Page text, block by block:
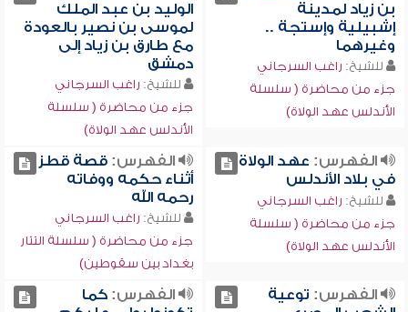
بن زياد لمدينة
إشبيلية وإستجة ..
وغيرهما
للشيخ: راغب السرجاني
جزء من محاضرة ( سلسلة
الأندلس عهد الولاة)
الوليد بن عبد الملك
لموسى بن نصير بالعودة
مع طارق بن زياد إلى
دمشق
للشيخ: راغب السرجاني
جزء من محاضرة ( سلسلة
الأندلس عهد الولاة)
الفهرس: عهد الولاة
في بلاد الأندلس
للشيخ: راغب السرجاني
جزء من محاضرة ( سلسلة
الأندلس عهد الولاة)
الفهرس:قصة قطز
أثناء حكمه ووفاته
رحمه الله
للشيخ: راغب السرجاني
جزء من محاضرة ( سلسلة التتار
بغداد بين سقوطين)
الفهرس: توعية
الفهرس:كما